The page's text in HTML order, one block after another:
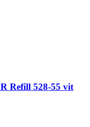
Refill 528-55 vit